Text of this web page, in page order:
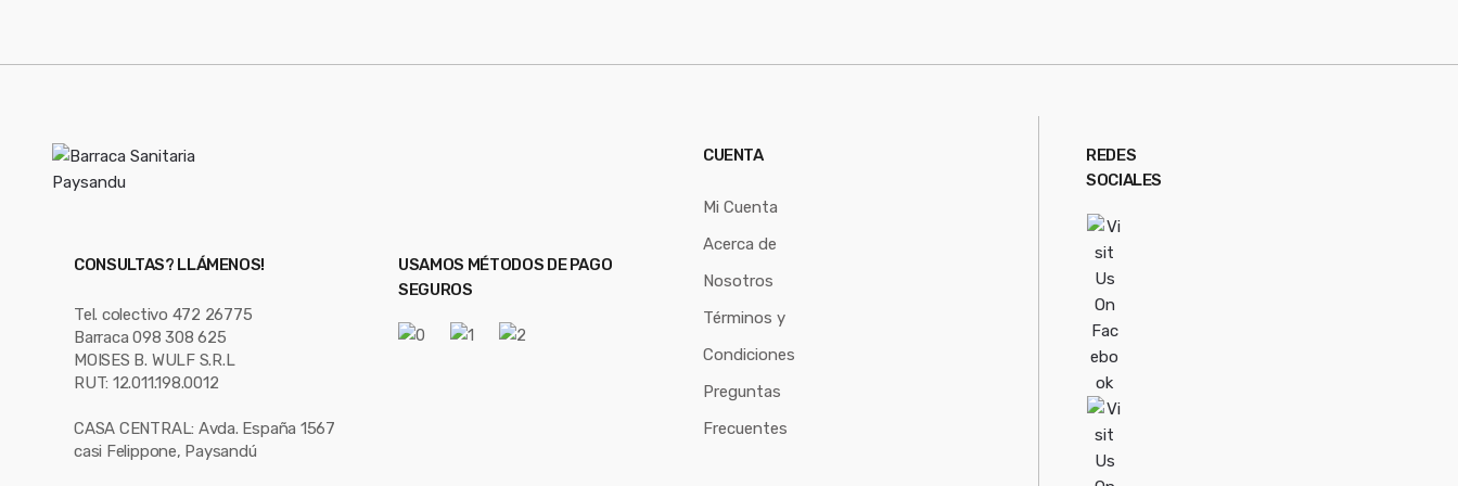
CONSULTAS? LLÁMENOS!
Tel. colectivo 472 26775
Barraca 098 308 625
MOISES B. WULF S.R.L
RUT: 12.011.198.0012
CASA CENTRAL: Avda. España 1567
casi Felippone, Paysandú
USAMOS MÉTODOS DE PAGO
SEGUROS
CUENTA
Mi Cuenta
Acerca de
Nosotros
Términos y
Condiciones
Preguntas
Frecuentes
REDES
SOCIALES